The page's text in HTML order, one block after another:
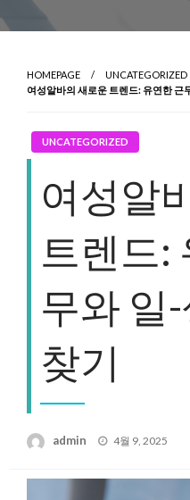
HOMEPAGE
UNCATEGORIZED
여성알바의 새로운 트렌드: 유연한 근
UNCATEGORIZED
여성알
트렌드:
무와 일
찾기
admin
Posted
4월 9, 2025